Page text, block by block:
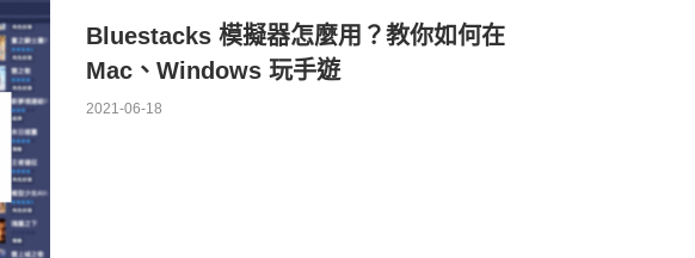
Bluestacks 模擬器怎麼用？教你如何在
Mac、Windows 玩手遊
2021-06-18